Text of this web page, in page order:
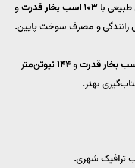
۱۰۳ اسب بخار قدرت
و
رانندگی و مصرف سوخت پایین.
و
۱۴۴ نیوتن‌متر
بهتر.
ترافیک شهری.